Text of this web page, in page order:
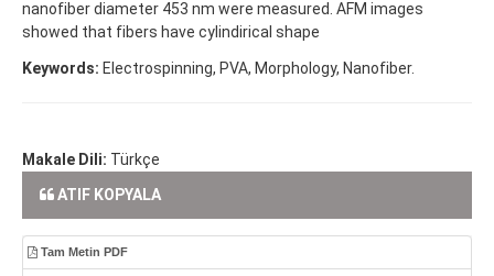
nanofiber diameter 453 nm were measured. AFM images
showed that fibers have cylindirical shape
Keywords: Electrospinning, PVA, Morphology, Nanofiber.
Makale Dili: Türkçe
ATIF KOPYALA
Tam Metin PDF